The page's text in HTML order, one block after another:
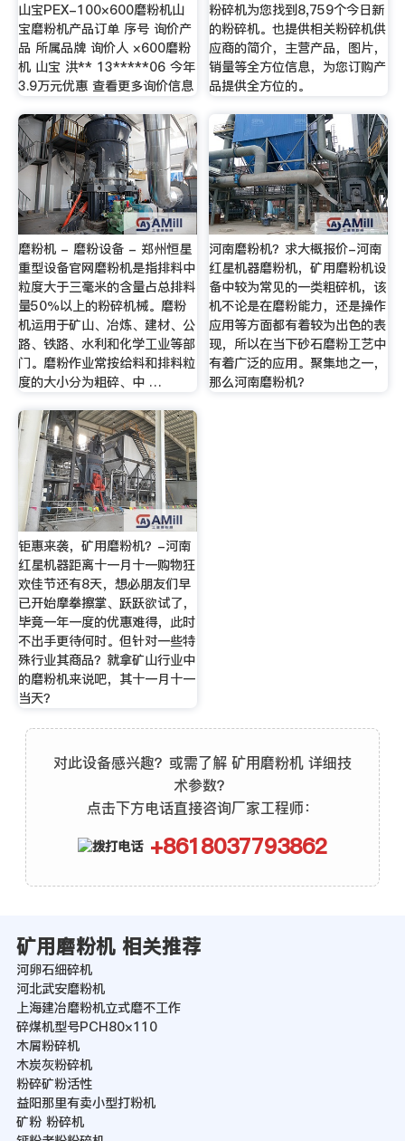
山宝PEX-100×600磨粉机山
宝磨粉机产品订单 序号 询价产
品 所属品牌 询价人 ×600磨粉
机 山宝 洪** 13*****06 今年
3.9万元优惠 查看更多询价信息
粉碎机为您找到8,759个今日新
的粉碎机。也提供相关粉碎机供
应商的简介，主营产品，图片，
销量等全方位信息，为您订购产
品提供全方位的。
磨粉机 - 磨粉设备 - 郑州恒星
重型设备官网磨粉机是指排料中
粒度大于三毫米的含量占总排料
量50％以上的粉碎机械。磨粉
机运用于矿山、冶炼、建材、公
路、铁路、水利和化学工业等部
门。磨粉作业常按给料和排料粒
度的大小分为粗碎、中 …
河南磨粉机？求大概报价-河南
红星机器磨粉机，矿用磨粉机设
备中较为常见的一类粗碎机，该
机不论是在磨粉能力，还是操作
应用等方面都有着较为出色的表
现，所以在当下砂石磨粉工艺中
有着广泛的应用。聚集地之一，
那么河南磨粉机？
钜惠来袭，矿用磨粉机？-河南
红星机器距离十一月十一购物狂
欢佳节还有8天，想必朋友们早
已开始摩拳擦掌、跃跃欲试了，
毕竟一年一度的优惠难得，此时
不出手更待何时。但针对一些特
殊行业其商品？就拿矿山行业中
的磨粉机来说吧，其十一月十一
当天？
对此设备感兴趣？或需了解 矿用磨粉机 详细技
术参数？
点击下方电话直接咨询厂家工程师：
+8618037793862
矿用磨粉机 相关推荐
河卵石细碎机
河北武安磨粉机
上海建冶磨粉机立式磨不工作
碎煤机型号PCH80×110
木屑粉碎机
木炭灰粉碎机
粉碎矿粉活性
益阳那里有卖小型打粉机
矿粉 粉碎机